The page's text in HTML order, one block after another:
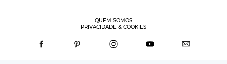
QUEM SOMOS
PRIVACIDADE & COOKIES